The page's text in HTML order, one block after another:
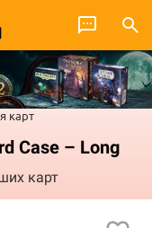
карт
Case – Long
карт